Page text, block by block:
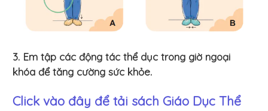
3. Em tập các động tác thể dục trong giờ ngoại
khóa để tăng cường sức khỏe.
Click vào đây để tải sách Giáo Dục Thể